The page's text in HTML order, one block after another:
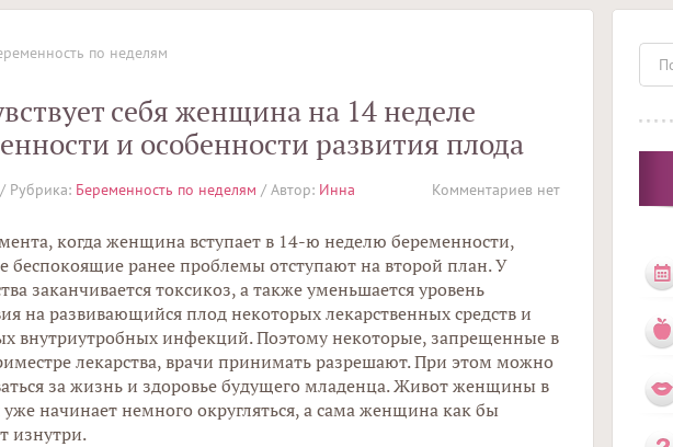
по неделям
себя женщина на 14 неделе
и особенности развития плода
Рубрика: Беременность по неделям / Автор: Инна Комментариев нет
когда женщина вступает в 14-ю неделю беременности,
беспокоящие ранее проблемы отступают на второй план. У
заканчивается токсикоз, а также уменьшается уровень
на развивающийся плод некоторых лекарственных средств и
внутриутробных инфекций.Поэтому некоторые, запрещенные в
лекарства, врачи принимать разрешают. При этом можно
за жизнь и здоровье будущего младенца. Живот женщины в
уже начинает немного округляться, а сама женщина как бы
изнутри.